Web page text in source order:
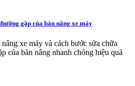
gặp của bàn nâng xe máy
xe máy và cách bước sửa chữa
của bàn nâng nhanh chóng hiệu quả